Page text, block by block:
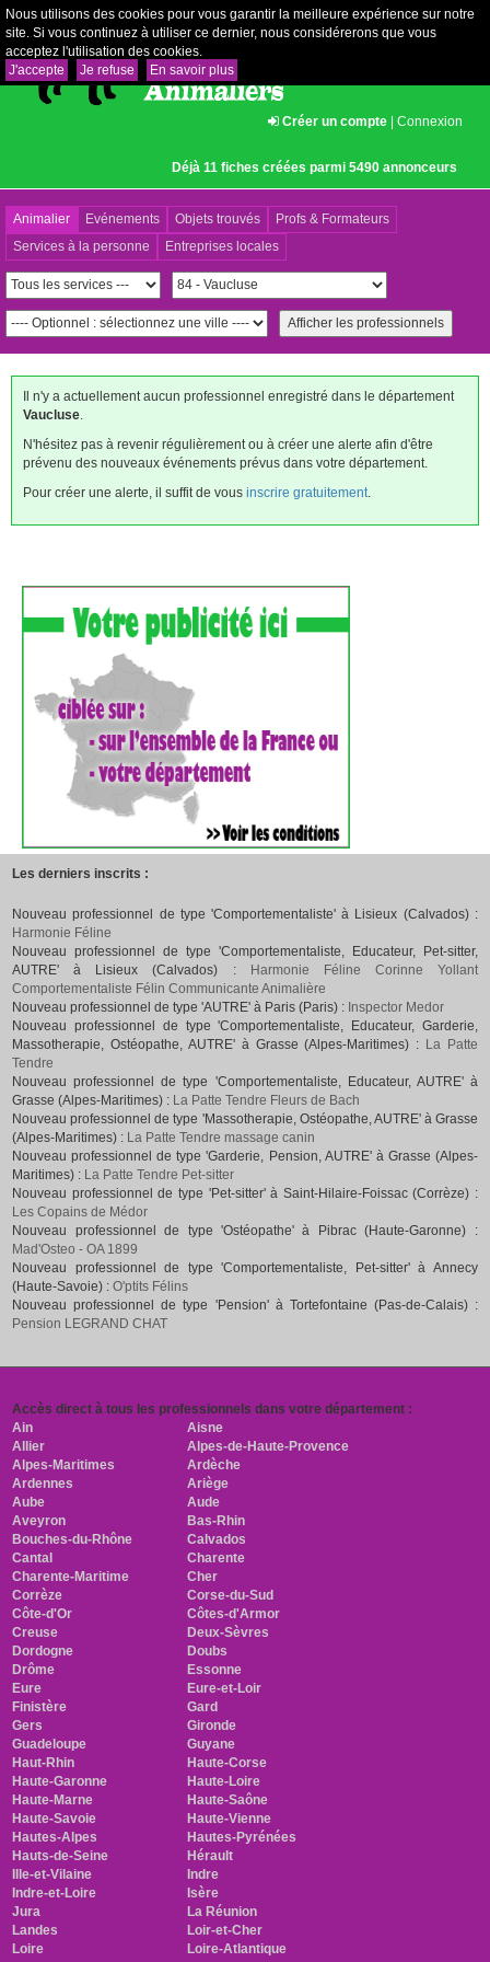
Nous utilisons des cookies pour vous garantir la meilleure expérience sur notre
site. Si vous continuez à utiliser ce dernier, nous considérerons que vous
acceptez l'utilisation des cookies.
J'accepte
Je refuse En savoir plus
Créer un compte | Connexion
Déjà 11 fiches créées parmi 5490 annonceurs
Animalier Evénements Objets trouvés
Profs & Formateurs
Services à la personne
Entreprises locales
Il n'y a actuellement aucun professionnel enregistré dans le département
Vaucluse
N'hésitez pas à revenir régulièrement ou à créer une alerte afin d'être
prévenu des nouveaux événements prévus dans votre département.
Pour créer une alerte, il suffit de vous inscrire gratuitement
Les derniers inscrits :
Nouveau professionnel de type 'Comportementaliste' à Lisieux (Calvados) :
Harmonie Féline
Nouveau professionnel de type 'Comportementaliste, Educateur, Pet-sitter,
AUTRE' à Lisieux (Calvados) :
Harmonie Féline Corinne Yollant
Comportementaliste Félin Communicante Animalière
Nouveau professionnel de type 'AUTRE' à Paris (Paris) : Inspector Medor
Nouveau professionnel de type 'Comportementaliste, Educateur, Garderie,
Massotherapie, Ostéopathe, AUTRE' à Grasse (Alpes-Maritimes) : La Patte
Tendre
Nouveau professionnel de type 'Comportementaliste, Educateur, AUTRE' à
Grasse (Alpes-Maritimes) : La Patte Tendre Fleurs de Bach
Nouveau professionnel de type 'Massotherapie, Ostéopathe, AUTRE' à Grasse
(Alpes-Maritimes) : La Patte Tendre massage canin
Nouveau professionnel de type 'Garderie, Pension, AUTRE' à Grasse (Alpes-
Maritimes) : La Patte Tendre Pet-sitter
Nouveau professionnel de type 'Pet-sitter' à Saint-Hilaire-Foissac (Corrèze) :
Les Copains de Médor
Nouveau professionnel de type 'Ostéopathe' à Pibrac (Haute-Garonne) :
Mad'Osteo - OA 1899
Nouveau professionnel de type 'Comportementaliste, Pet-sitter' à Annecy
(Haute-Savoie) :O'ptits Félins
Nouveau professionnel de type 'Pension' à Tortefontaine (Pas-de-Calais) :
Pension LEGRAND CHAT
Accès direct à tous les professionnels dans votre département :
Ain
Aisne
Allier
Alpes-de-Haute-Provence
Alpes-Maritimes
Ardèche
Ardennes
Ariège
Aube
Aude
Aveyron
Bas-Rhin
Bouches-du-Rhône
Calvados
Cantal
Charente
Charente-Maritime
Cher
Corrèze
Corse-du-Sud
Côte-d'Or
Côtes-d'Armor
Creuse
Deux-Sèvres
Dordogne
Doubs
Drôme
Essonne
Eure
Eure-et-Loir
Finistère
Gard
Gers
Gironde
Guadeloupe
Guyane
Haut-Rhin
Haute-Corse
Haute-Garonne
Haute-Loire
Haute-Marne
Haute-Saône
Haute-Savoie
Haute-Vienne
Hautes-Alpes
Hautes-Pyrénées
Hauts-de-Seine
Hérault
Ille-et-Vilaine
Indre
Indre-et-Loire
Isère
Jura
La Réunion
Landes
Loir-et-Cher
Loire
Loire-Atlantique